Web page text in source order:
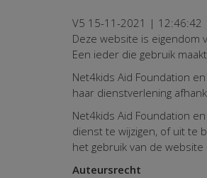
V5 15-11-2021 | 12:46:42
Deze website is eigendom
Een ieder die gebruik
Net4kids Aid Foundation
haar dienstverlening
Net4kids Aid Foundation
dienst te wijzigen, of uit te
het gebruik van de
Auteursrecht